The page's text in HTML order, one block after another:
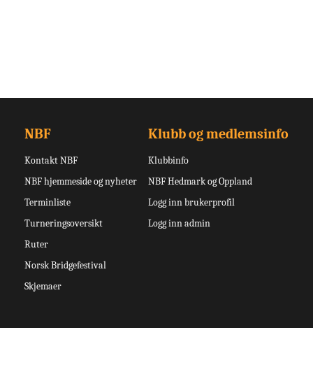
NBF
Kontakt NBF
NBF hjemmeside og nyheter
Terminliste
Turneringsoversikt
Ruter
Norsk Bridgefestival
Skjemaer
Klubb og medlemsinfo
Klubbinfo
NBF Hedmark og Oppland
Logg inn brukerprofil
Logg inn admin